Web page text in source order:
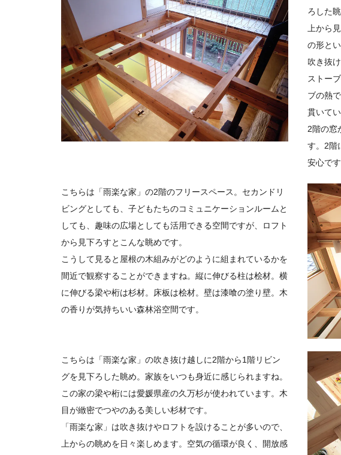
ろした
上から
の形と
吹き抜
ストー
ブの熱
貫いてい
2階の窓
す。2階
安心です
こちらは「雨楽な家」の2階のフリースペース。セカンドリ
ビングとしても、子どもたちのコミュニケーションルームと
しても、趣味の広場としても活用できる空間ですが、ロフト
から見下ろすとこんな眺めです。
こうして見ると屋根の木組みがどのように組まれているかを
間近で観察することができますね。縦に伸びる柱は桧材。横
に伸びる梁や桁は杉材。床板は桧材。壁は漆喰の塗り壁。木
の香りが気持ちいい森林浴空間です。
こちらは「雨楽な家」の吹き抜け越しに2階から1階リビン
グを見下ろした眺め。家族をいつも身近に感じられますね。
この家の梁や桁には愛媛県産の久万杉が使われています。木
目が緻密でつやのある美しい杉材です。
「雨楽な家」は吹き抜けやロフトを設けることが多いので、
上からの眺めを日々楽しめます。空気の循環が良く、開放感